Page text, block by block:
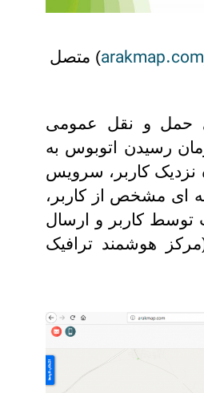
arakmap.com) متصل
حمل و نقل عمومی
رسیدن اتوبوس به
نزدیک کاربر، سرویس
ای مشخص از کاربر،
توسط کاربر و ارسال
هوشمند ترافیک